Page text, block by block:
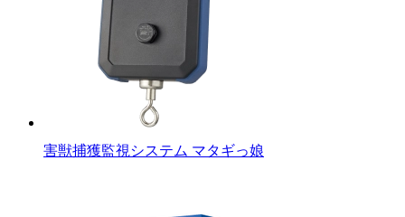
害獣捕獲監視システム マタギっ娘